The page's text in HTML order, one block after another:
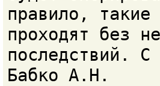
правило, такие
проходят без
последствий. С
Бабко А.Н.